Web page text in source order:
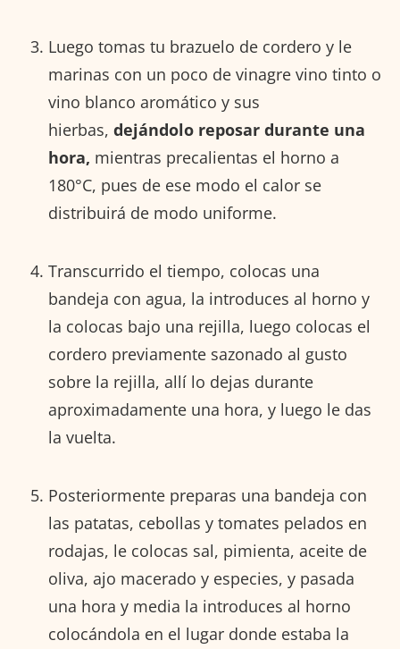
Luego tomas tu brazuelo de cordero y le
marinas con un poco de vinagre vino tinto o
vino blanco aromático y sus
hierbas, dejándolo reposar durante una
hora, mientras precalientas el horno a
180°C, pues de ese modo el calor se
distribuirá de modo uniforme.
Transcurrido el tiempo, colocas una
bandeja con agua, la introduces al horno y
la colocas bajo una rejilla, luego colocas el
cordero previamente sazonado al gusto
sobre la rejilla, allí lo dejas durante
aproximadamente una hora, y luego le das
la vuelta.
Posteriormente preparas una bandeja con
las patatas, cebollas y tomates pelados en
rodajas, le colocas sal, pimienta, aceite de
oliva, ajo macerado y especies, y pasada
una hora y media la introduces al horno
colocándola en el lugar donde estaba la